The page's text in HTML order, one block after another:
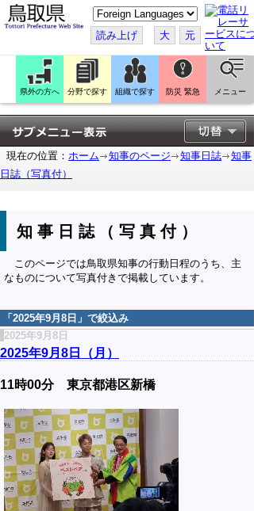
こ
の
ペ
ー
ジ
翻
訳
す
る
読み上げ 大 元
県外の方へ 分野で探す 組織で探す 防災 緊急 メニュー
現在の位置： ホーム 知事のページ 知事日誌
知事
日誌（写真付）
知事日誌（写真付）
このページでは鳥取県知事の行動日程のうち、主
なものについて写真付きで掲載しています。
「 2025年9月8日 」で絞込み
2025年9月8日
2025年9月8日（月）
11時00分 東京都港区新橋